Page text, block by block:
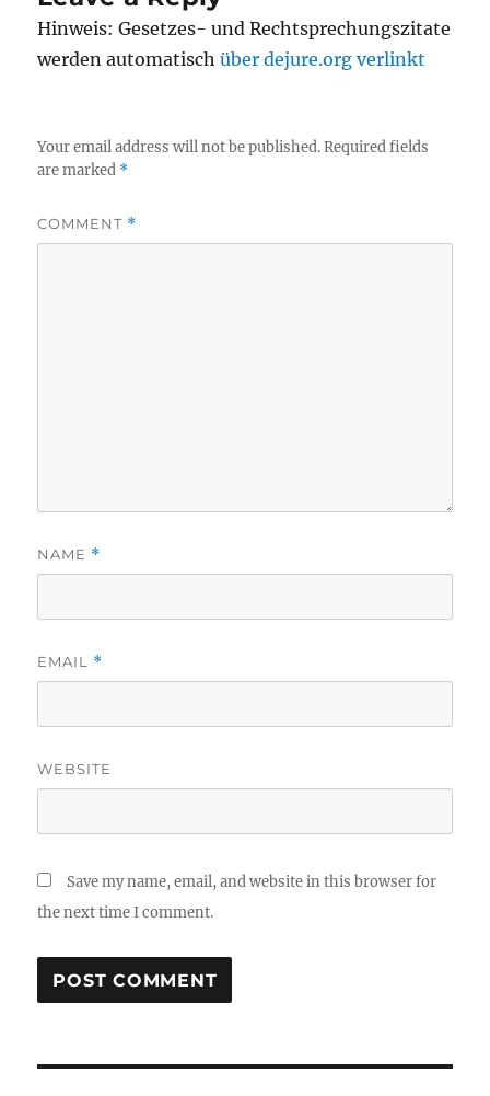
Hinweis: Gesetzes- und Rechtsprechungszitate
werden automatischüber dejure.org verlinkt
Your email address will not be published. Required fields
are marked *
COMMENT *
NAME *
EMAIL *
WEBSITE
Save my name, email, and website in this browser for
the next time I comment.